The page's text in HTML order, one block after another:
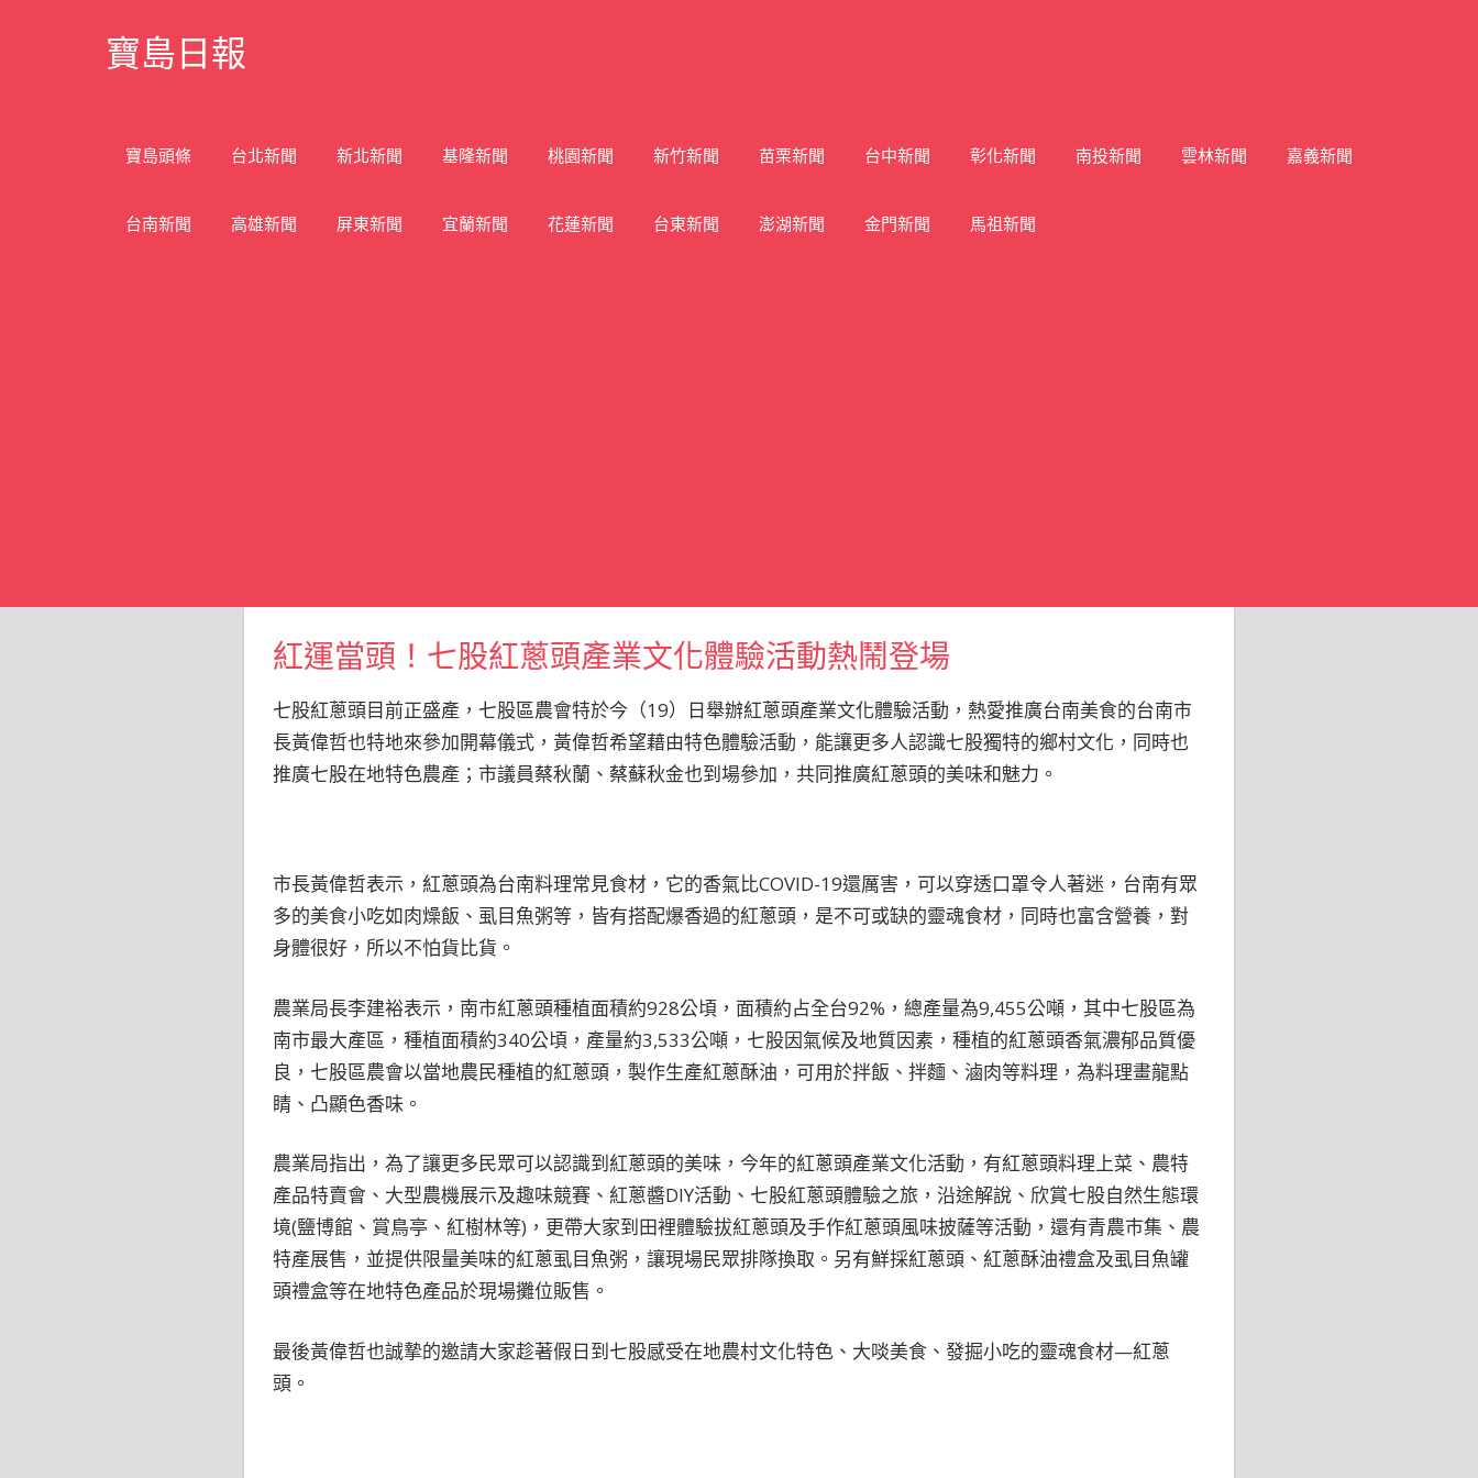
寶島日報
寶島頭條 台北新聞 新北新聞 基隆新聞 桃園新聞 新竹新聞 苗栗新聞 台中新聞 彰化新聞 南投新聞 雲林新聞 嘉義新聞
台南新聞 高雄新聞 屏東新聞 宜蘭新聞 花蓮新聞 台東新聞 澎湖新聞 金門新聞 馬祖新聞
紅運當頭！七股紅蔥頭產業文化體驗活動熱鬧登場
七股紅蔥頭目前正盛產，七股區農會特於今（19）日舉辦紅蔥頭產業文化體驗活動，熱愛推廣台南美食的台南市
長黃偉哲也特地來參加開幕儀式，黃偉哲希望藉由特色體驗活動，能讓更多人認識七股獨特的鄉村文化，同時也
推廣七股在地特色農產；市議員蔡秋蘭、蔡蘇秋金也到場參加，共同推廣紅蔥頭的美味和魅力。
市長黃偉哲表示，紅蔥頭為台南料理常見食材，它的香氣比COVID-19還厲害，可以穿透口罩令人著迷，台南有眾
多的美食小吃如肉燥飯、虱目魚粥等，皆有搭配爆香過的紅蔥頭，是不可或缺的靈魂食材，同時也富含營養，對
身體很好，所以不怕貨比貨。
農業局長李建裕表示，南市紅蔥頭種植面積約928公頃，面積約占全台92%，總產量為9,455公噸，其中七股區為
南市最大產區，種植面積約340公頃，產量約3,533公噸，七股因氣候及地質因素，種植的紅蔥頭香氣濃郁品質優
良，七股區農會以當地農民種植的紅蔥頭，製作生產紅蔥酥油，可用於拌飯、拌麵、滷肉等料理，為料理畫龍點
睛、凸顯色香味。
農業局指出，為了讓更多民眾可以認識到紅蔥頭的美味，今年的紅蔥頭產業文化活動，有紅蔥頭料理上菜、農特
產品特賣會、大型農機展示及趣味競賽、紅蔥醬DIY活動、七股紅蔥頭體驗之旅，沿途解說、欣賞七股自然生態環
境(鹽博館、賞鳥亭、紅樹林等)，更帶大家到田裡體驗拔紅蔥頭及手作紅蔥頭風味披薩等活動，還有青農巿集、農
特產展售，並提供限量美味的紅蔥虱目魚粥，讓現場民眾排隊換取。另有鮮採紅蔥頭、紅蔥酥油禮盒及虱目魚罐
頭禮盒等在地特色產品於現場攤位販售。
最後黃偉哲也誠摯的邀請大家趁著假日到七股感受在地農村文化特色、大啖美食、發掘小吃的靈魂食材—紅蔥
頭。